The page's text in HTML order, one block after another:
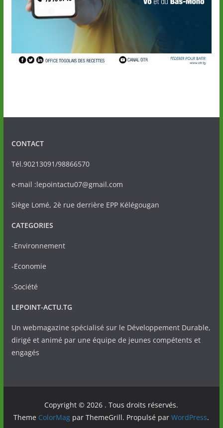
CONTACT
Tél.90213091/98866570
e-mail :lepointactu07@gmail.com
Siège Lomé, 2è rue derrière EPP Kélégougan
CATEGORIES
-Environnement
-Economie
-Société
LEPOINT-ACTU.TG
Un webmagazine spécialisé sur le Développement Durable,
dirigé et animé par une équipe de jeunes compétents et
engagés
Copyright © 2026 . Tous droits réservés.
Theme ColorMag par ThemeGrill. Propulsé parWordPress.